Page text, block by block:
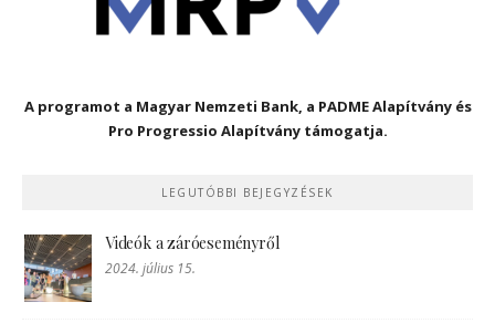
A programot a Magyar Nemzeti Bank, a PADME Alapítvány és
Pro Progressio Alapítvány támogatja.
LEGUTÓBBI BEJEGYZÉSEK
Videók a záróeseményről
2024. július 15.